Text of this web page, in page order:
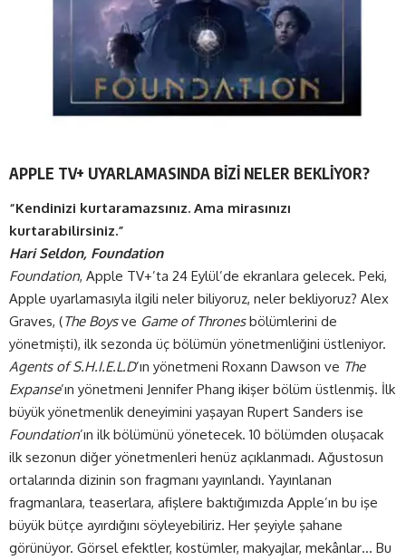
APPLE TV+ UYARLAMASINDA BİZİ NELER BEKLİYOR?
“Kendinizi kurtaramazsınız. Ama mirasınızı
kurtarabilirsiniz.”
Hari Seldon, Foundation
Foundation, Apple TV+’ta 24 Eylül’de ekranlara gelecek. Peki,
Apple uyarlamasıyla ilgili neler biliyoruz, neler bekliyoruz? Alex
Graves, (The Boysve Game of Thronesbölümlerini de
yönetmişti), ilk sezonda üç bölümün yönetmenliğini üstleniyor.
Agents of S.H.I.E.L.D’ın yönetmeni Roxann Dawson ve The
Expanse’ın yönetmeni Jennifer Phang ikişer bölüm üstlenmiş. İlk
büyük yönetmenlik deneyimini yaşayan Rupert Sanders ise
Foundation’ın ilk bölümünü yönetecek. 10 bölümden oluşacak
ilk sezonun diğer yönetmenleri henüz açıklanmadı. Ağustosun
ortalarında dizinin son fragmanı yayınlandı. Yayınlanan
fragmanlara, teaserlara, afişlere baktığımızda Apple’ın bu işe
büyük bütçe ayırdığını söyleyebiliriz. Her şeyiyle şahane
görünüyor. Görsel efektler, kostümler, makyajlar, mekânlar… Bu